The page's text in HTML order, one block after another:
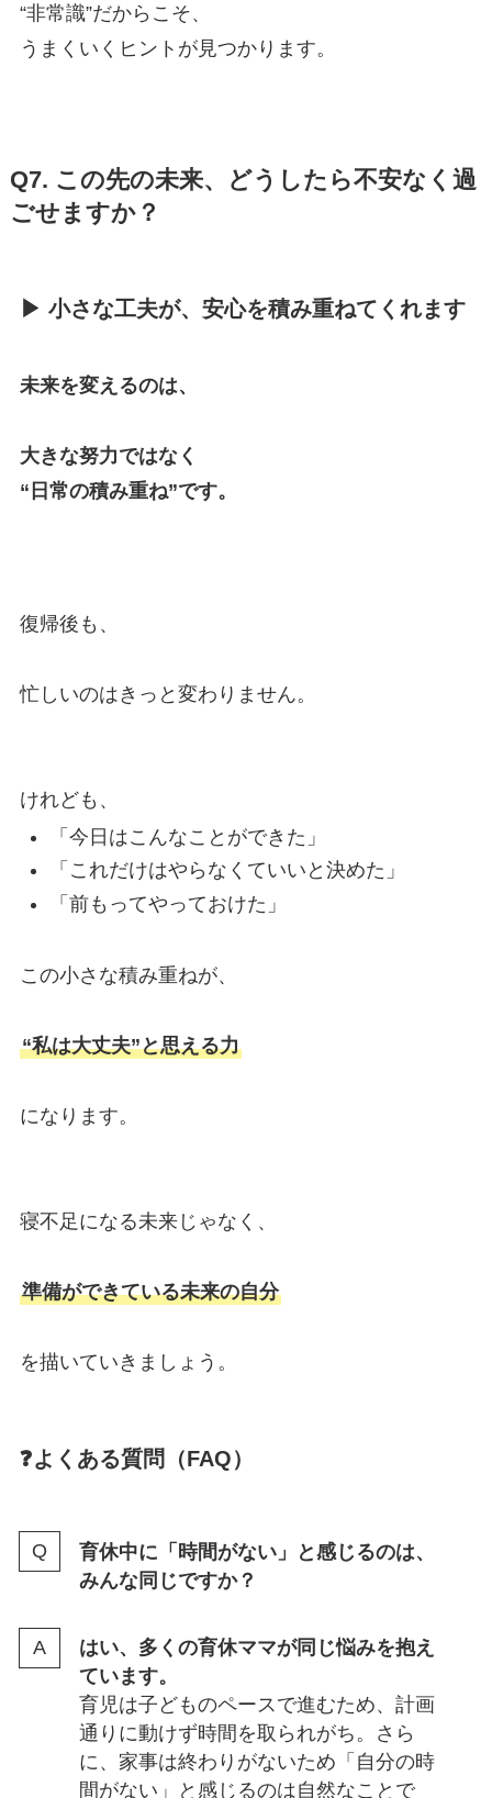
“非常識”だからこそ、
うまくいくヒントが見つかります。
Q7. この先の未来、どうしたら不安なく過
ごせますか？
▶ 小さな工夫が、安心を積み重ねてくれます
未来を変えるのは、
大きな努力ではなく
“日常の積み重ね”です。
復帰後も、
忙しいのはきっと変わりません。
けれども、
「今日はこんなことができた」
「これだけはやらなくていいと決めた」
「前もってやっておけた」
この小さな積み重ねが、
“私は大丈夫”と思える力
になります。
寝不足になる未来じゃなく、
準備ができている未来の自分
を描いていきましょう。
❓よくある質問（FAQ）
育休中に「時間がない」と感じるのは、
みんな同じですか？
はい、多くの育休ママが同じ悩みを抱え
ています。
育児は子どものペースで進むため、計画
通りに動けず時間を取られがち。さら
に、家事は終わりがないため「自分の時
間がない」と感じるのは自然なことで